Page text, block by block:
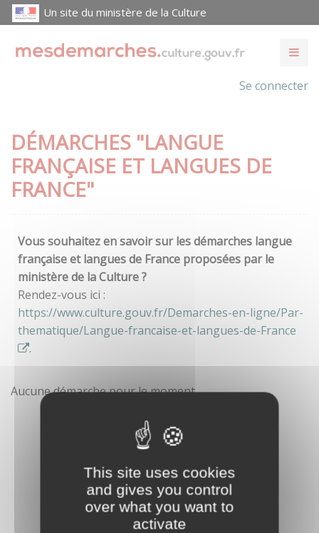
This site uses cookies
and gives you control
over what you want to
activate
Un site du ministère de la Culture
Se connecter
DÉMARCHES "LANGUE
FRANÇAISE ET LANGUES DE
FRANCE"
Vous souhaitez en savoir sur les démarches langue
française et langues de France proposées par le
ministère de la Culture ?
Rendez-vous ici :
https://www.culture.gouv.fr/Demarches-en-ligne/Par-
thematique/Langue-francaise-et-langues-de-France
.
Aucune démarche pour le moment